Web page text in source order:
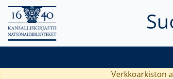
Verkkoarkiston